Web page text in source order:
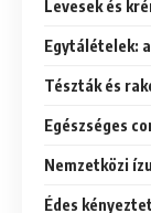
Levesek és
Egytálételek:
Tészták és
Egészséges
Nemzetközi
Édes